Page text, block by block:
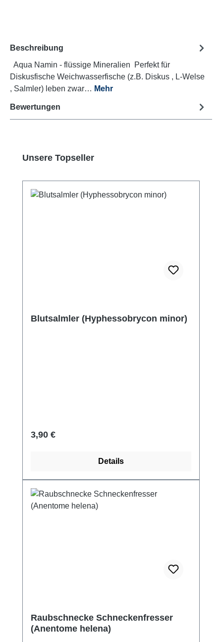
Beschreibung
Aqua Namin - flüssige Mineralien Perfekt für
Diskusfische Weichwasserfische (z.B. Diskus , L-Welse
, Salmler) leben zwar… Mehr
Bewertungen
Produktgalerie überspringen
Unsere Topseller
Blutsalmler (Hyphessobrycon minor)
Regulärer Preis:
3,90 €
Details
Raubschnecke Schneckenfresser
(Anentome helena)